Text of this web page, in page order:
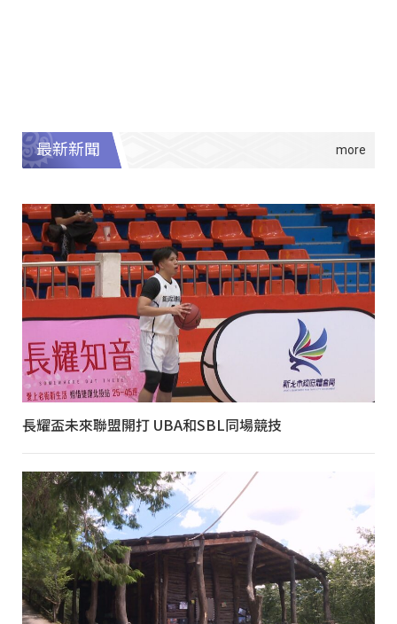
最新新聞
長耀盃未來聯盟開打 UBA和SBL同場競技